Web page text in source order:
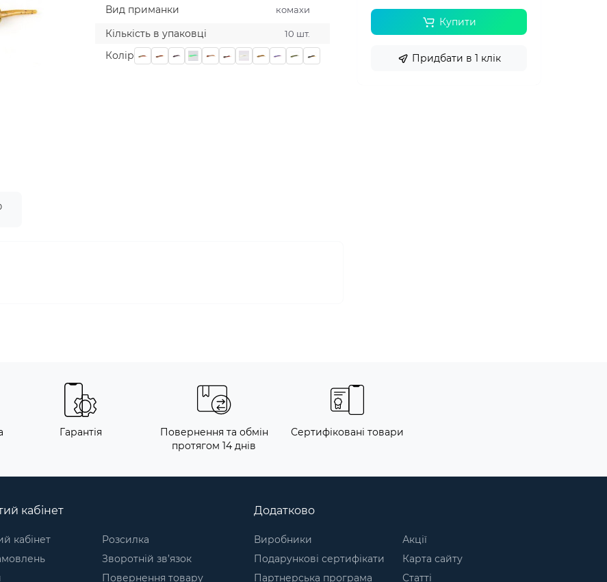
Вид приманки комахи
Кількість в упаковці 10 шт.
Колiр
Купити
Придбати в 1 клік
Гарантія
Повернення та обмін
протягом 14 днів
Сертифіковані товари
кабінет
кабінет
Розсилка
Зворотній зв’язок
Повернення товару
Додатково
Виробники
Подарункові сертифікати
Партнерська програма
Акції
Карта сайту
Статті